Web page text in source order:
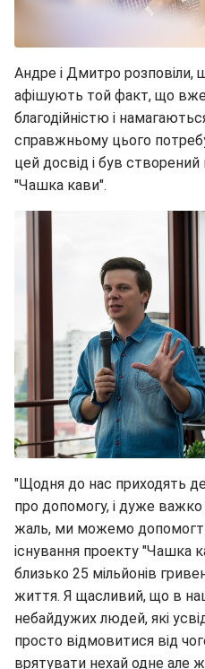
Андре і Дмитро
афішують той факт, що
благодійністю і
справжньому цього
цей досвід і був
"Чашка кави".
"Щодня до нас приходять
про допомогу, і дуже
жаль, ми можемо
існування проекту "Чашка
близько 25 мільйонів
життя. Я щасливий, що в
небайдужих людей, які
просто відмовитися від
врятувати нехай одне але